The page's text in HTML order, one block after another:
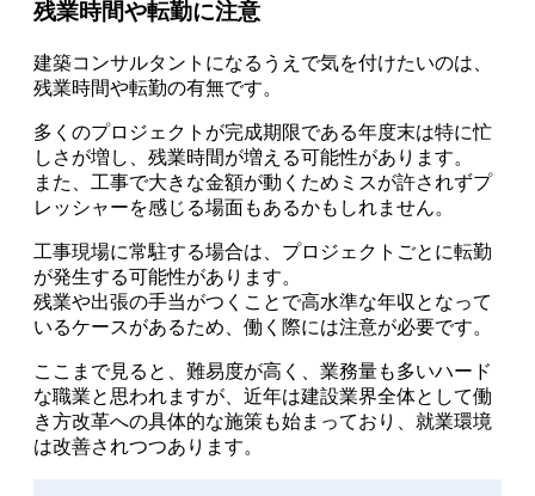
残業時間や転勤に注意
建築コンサルタントになるうえで気を付けたいのは、
残業時間や転勤の有無です。
多くのプロジェクトが完成期限である年度末は特に忙
しさが増し、残業時間が増える可能性があります。
また、工事で大きな金額が動くため ミスが許されずプ
レッシャーを感じる場面もあるかもしれません。
工事現場に常駐する場合は、プロジェクトごとに転勤
が発生する可能性があります。
残業や出張の手当がつくことで高水準な年収となって
いるケースがあるため、働く際には注意が必要です。
ここまで見ると、難易度が高く、業務量も多いハード
な職業と思われますが、近年は建設業界全体として働
き方改革への具体的な施策も始まっており、 就業環境
は改善されつつあります。